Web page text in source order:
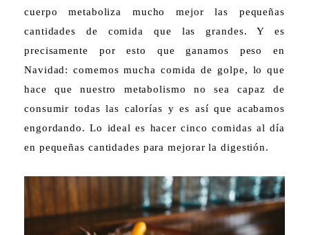
cuerpo metaboliza mucho mejor las pequeñas
cantidades de comida que las grandes. Y es
precisamente por esto que ganamos peso en
Navidad: comemos mucha comida de golpe, lo que
hace que nuestro metabolismo no sea capaz de
consumir todas las calorías y es así que acabamos
engordando. Lo ideal es hacer cinco comidas al día
en pequeñas cantidades para mejorar la digestión.